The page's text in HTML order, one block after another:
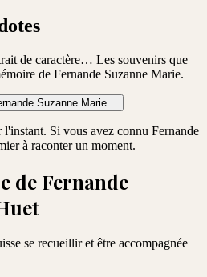
de caractère… Les souvenirs que
de Fernande Suzanne Marie.
Suzanne Marie…
Si vous avez connu Fernande
à raconter un moment.
de Fernande
se recueillir et être accompagnée